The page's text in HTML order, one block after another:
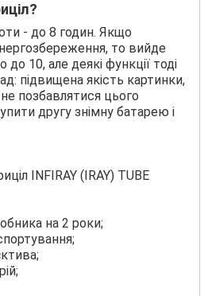
- до 8 годин. Якщо
то вийде
10, але деякі функції тоді
підвищена якість картинки,
позбавлятися цього
другу знімну батарею і
INFIRAY (IRAY) TUBE
на 2 роки;